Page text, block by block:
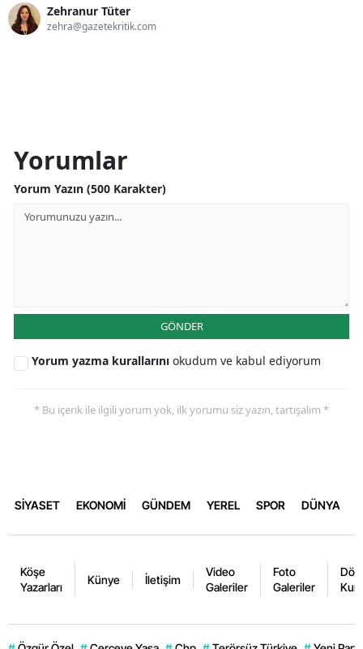
Zehranur Tüter
zehra@gazetekritik.com
Yorumlar
Yorum Yazın (500 Karakter)
GÖNDER
Yorum yazma kurallarını okudum ve kabul ediyorum
* Bu içerik ile ilgili yorum yok, ilk yorumu siz yazın, tartışalım *
SİYASET EKONOMİ GÜNDEM YEREL SPOR DÜNYA
Köşe
Yazarları
Künye İletişim
Video
Galeriler
Foto
Galeriler